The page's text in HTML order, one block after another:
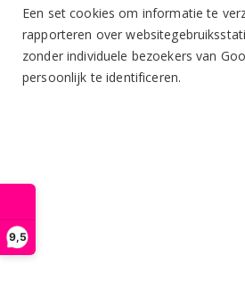
9,5
Het vertrouwde
vochtregulerend is.
Het zadeldek is
Een set cookies om informatie te
rapporteren over
zonder individuele bezoekers van
persoonlijk te identificeren.